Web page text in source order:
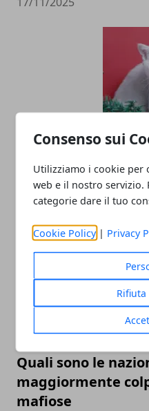
Consenso sui
Utilizziamo i cookie per
web e il nostro servizio.
categorie dare il tuo
Cookie Policy | Privacy
Vacanze natalizie
destinazioni da
prenotare!
Quali sono le
maggiormente
mafiose